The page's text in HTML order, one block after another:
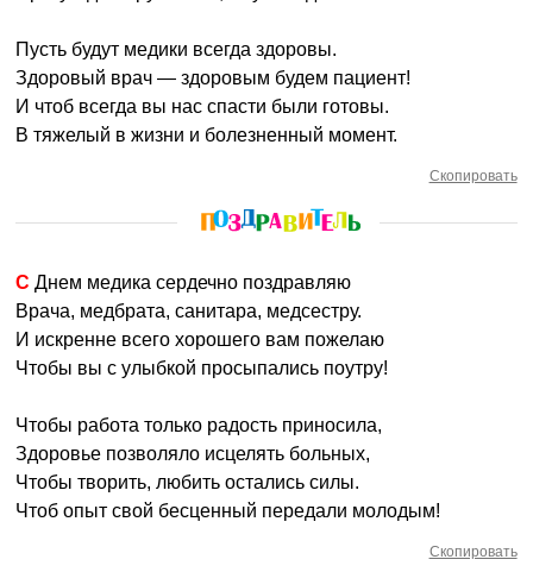
Пусть будут медики всегда здоровы.
Здоровый врач — здоровым будем пациент!
И чтоб всегда вы нас спасти были готовы.
В тяжелый в жизни и болезненный момент.
Скопировать
С Днем медика сердечно поздравляю
Врача, медбрата, санитара, медсестру.
И искренне всего хорошего вам пожелаю
Чтобы вы с улыбкой просыпались поутру!
Чтобы работа только радость приносила,
Здоровье позволяло исцелять больных,
Чтобы творить, любить остались силы.
Чтоб опыт свой бесценный передали молодым!
Скопировать